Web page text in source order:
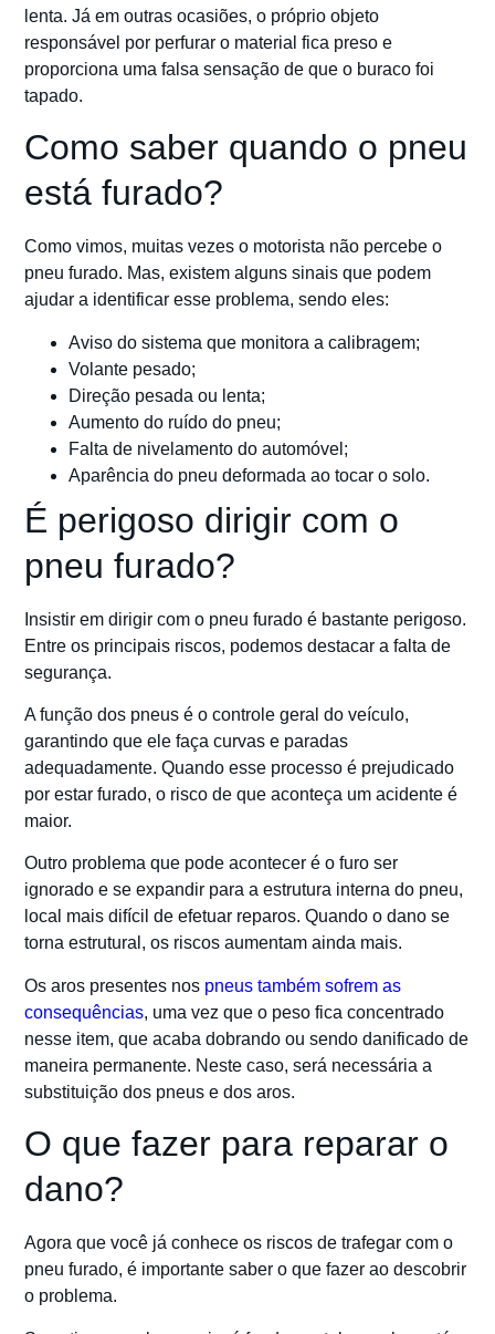
lenta. Já em outras ocasiões, o próprio objeto
responsável por perfurar o material fica preso e
proporciona uma falsa sensação de que o buraco foi
tapado.
Como saber quando o pneu
está furado?
Como vimos, muitas vezes o motorista não percebe o
pneu furado. Mas, existem alguns sinais que podem
ajudar a identificar esse problema, sendo eles:
Aviso do sistema que monitora a calibragem;
Volante pesado;
Direção pesada ou lenta;
Aumento do ruído do pneu;
Falta de nivelamento do automóvel;
Aparência do pneu deformada ao tocar o solo.
É perigoso dirigir com o
pneu furado?
Insistir em dirigir com o pneu furado é bastante perigoso.
Entre os principais riscos, podemos destacar a falta de
segurança.
A função dos pneus é o controle geral do veículo,
garantindo que ele faça curvas e paradas
adequadamente. Quando esse processo é prejudicado
por estar furado, o risco de que aconteça um acidente é
maior.
Outro problema que pode acontecer é o furo ser
ignorado e se expandir para a estrutura interna do pneu,
local mais difícil de efetuar reparos. Quando o dano se
torna estrutural, os riscos aumentam ainda mais.
Os aros presentes nos pneus também sofrem as
consequências, uma vez que o peso fica concentrado
nesse item, que acaba dobrando ou sendo danificado de
maneira permanente. Neste caso, será necessária a
substituição dos pneus e dos aros.
O que fazer para reparar o
dano?
Agora que você já conhece os riscos de trafegar com o
pneu furado, é importante saber o que fazer ao descobrir
o problema.